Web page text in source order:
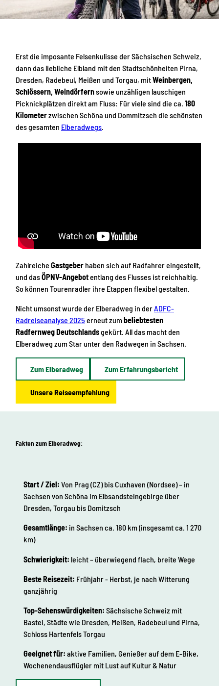
Erst die imposante Felsenkulisse der Sächsischen Schweiz,
dann das liebliche Elbland mit den Stadtschönheiten Pirna,
Dresden, Radebeul, Meißen und Torgau, mitWeinbergen,
Schlössern, Weindörfernsowie unzähligen lauschigen
Picknickplätzen direkt am Fluss: Für viele sind die ca. 180
Kilometerzwischen Schöna und Dommitzsch die schönsten
des gesamten Elberadwegs.
Zahlreiche Gastgeber haben sich auf Radfahrer eingestellt,
und dasÖPNV-Angebotentlang des Flusses ist reichhaltig.
So können Tourenradler ihre Etappen flexibel gestalten.
Nicht umsonst wurde der Elberadweg in derADFC-
Radreiseanalyse 2025 erneut zum beliebtesten
Radfernweg Deutschlandsgekürt. All das macht den
Elberadweg zum Star unter den Radwegen in Sachsen.
Zum Elberadweg Zum Erfahrungsbericht
Unsere Reiseempfehlung
Fakten zum Elberadweg:
Start / Ziel: Von Prag (CZ) bis Cuxhaven (Nordsee) – in
Sachsen von Schöna im Elbsandsteingebirge über
Dresden, Torgau bis Domitzsch
Gesamtlänge: in Sachsen ca. 180 km (insgesamt ca. 1 270
km)
Schwierigkeit: leicht – überwiegend flach, breite Wege
Beste Reisezeit: Frühjahr - Herbst, je nach Witterung
ganzjährig
Top-Sehenswürdigkeiten: Sächsische Schweiz mit
Bastei, Städte wie Dresden, Meißen, Radebeul und Pirna,
Schloss Hartenfels Torgau
Geeignet für: aktive Familien, Genießer auf dem E-Bike,
Wochenendausflügler mit Lust auf Kultur & Natur